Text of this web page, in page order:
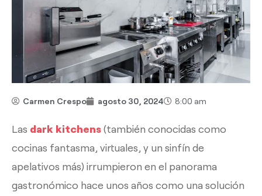
Carmen Crespo agosto 30, 2024 8:00 am
Las dark kitchens(también conocidas como
cocinas fantasma, virtuales, y un sinfín de
apelativos más) irrumpieron en el panorama
gastronómico hace unos años como una solución